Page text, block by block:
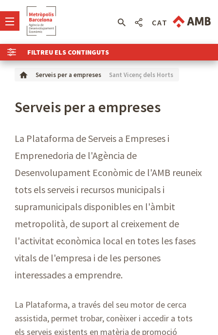
FILTREU ELS CONTINGUTS
CAT
Serveis per a empreses Sant Vicenç dels Horts
Serveis per a empreses
La Plataforma de Serveis a Empreses i
Emprenedoria de l'Agència de
Desenvolupament Econòmic de l'AMB reuneix
tots els serveis i recursos municipals i
supramunicipals disponibles en l'àmbit
metropolità, de suport al creixement de
l'activitat econòmica local en totes les fases
vitals de l'empresa i de les persones
interessades a emprendre.
La Plataforma, a través del seu motor de cerca
assistida, permet trobar, conèixer i accedir a tots
els serveis existents en matèria de promoció